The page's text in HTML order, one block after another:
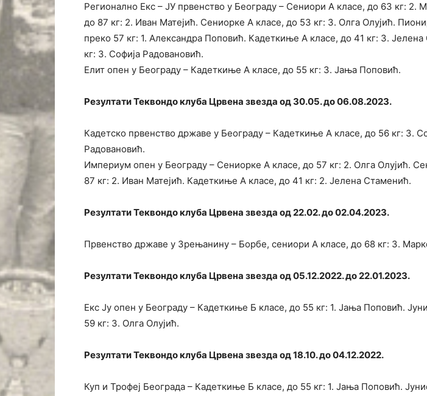
Регионално Екс – ЈУ првенство у Београду – Сениори А класе, до 63 кг: 2.
до 87 кг: 2. Иван Матејић. Сениорке А класе, до 53 кг: 3. Олга Олујић.
преко 57 кг: 1. Александра Поповић. Кадеткиње А класе, до 41 кг: 3.
кг: 3. Софија Радовановић.
Елит опен у Београду – Кадеткиње А класе, до 55 кг: 3. Јања Поповић.
Резултати Теквондо клуба Црвена звезда од 30.05. до 06.08.2023.
Кадетско првенство државе у Београду – Кадеткиње А класе, до 56 кг: 3.
Радовановић.
Империум опен у Београду – Сениорке А класе, до 57 кг: 2. Олга Олујић.
87 кг: 2. Иван Матејић. Кадеткиње А класе, до 41 кг: 2. Јелена Стаменић.
Резултати Теквондо клуба Црвена звезда од 22.02. до 02.04.2023.
Првенство државе у Зрењанину – Борбе, сениори А класе, до 68 кг: 3.
Резултати Теквондо клуба Црвена звезда од 05.12.2022. до 22.01.2023.
Екс Ју опен у Београду – Кадеткиње Б класе, до 55 кг: 1. Јања Поповић.
59 кг: 3. Олга Олујић.
Резултати Теквондо клуба Црвена звезда од 18.10. до 04.12.2022.
Куп и Трофеј Београда – Кадеткиње Б класе, до 55 кг: 1. Јања Поповић.